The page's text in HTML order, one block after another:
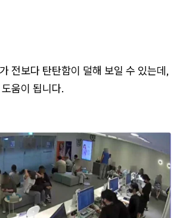
전보다 탄탄함이 덜해 보일 수 있는데,
움이 됩니다.